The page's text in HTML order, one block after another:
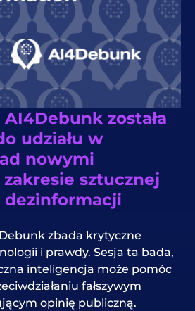
AI4Debunk została
udziału w
nowymi
sztucznej
zbada krytyczne
i prawdy. Sesja ta bada,
inteligencja może pomóc
fałszywym
opinię publiczną.